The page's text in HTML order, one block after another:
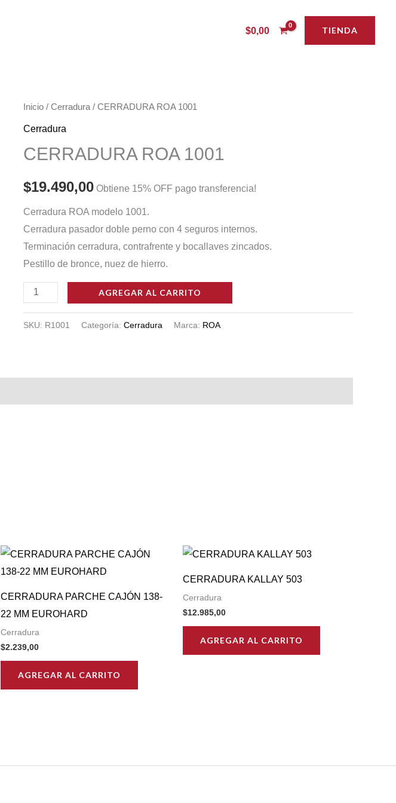
$0,00 TIENDA
Inicio / Cerradura / CERRADURA ROA 1001
Cerradura
CERRADURA ROA 1001
$19.490,00 Obtiene 15% OFF pago transferencia!
Cerradura ROA modelo 1001.
Cerradura pasador doble perno con 4 seguros internos.
Terminación cerradura, contrafrente y bocallaves zincados.
Pestillo de bronce, nuez de hierro.
CERRADURA
1001
AGREGAR AL CARRITO
SKU: R1001 Categoría: Cerradura Marca: ROA
CERRADURA PARCHE CAJÓN 138-
22 MM EUROHARD
Cerradura
$2.239,00
AGREGAR AL CARRITO
CERRADURA KALLAY 503
Cerradura
$12.985,00
AGREGAR AL CARRITO